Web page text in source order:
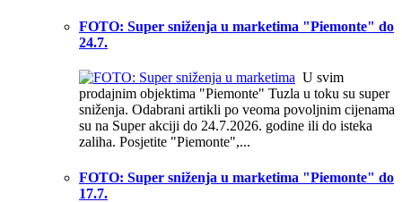
FOTO: Super sniženja u marketima "Piemonte" do
24.7.
U svim
prodajnim objektima "Piemonte" Tuzla u toku su super
sniženja. Odabrani artikli po veoma povoljnim cijenama
su na Super akciji do 24.7.2026. godine ili do isteka
zaliha. Posjetite "Piemonte",...
FOTO: Super sniženja u marketima "Piemonte" do
17.7.